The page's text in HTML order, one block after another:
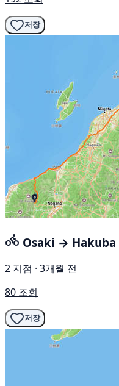
저장
Osaki → Hakuba
2 지점 · 3개월 전
80 조회
저장